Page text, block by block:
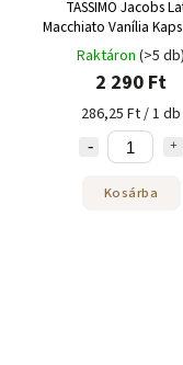
TASSIMO Jacobs
Macchiato Vanília
adag
Raktáron (>5 db)
2 290 Ft
286,25 Ft / 1 db
Kosárba